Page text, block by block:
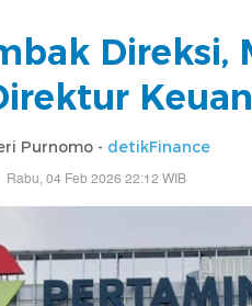
Direksi,
Purnomo - detikFinance
Rabu, 04 Feb 2026 22:12 WIB